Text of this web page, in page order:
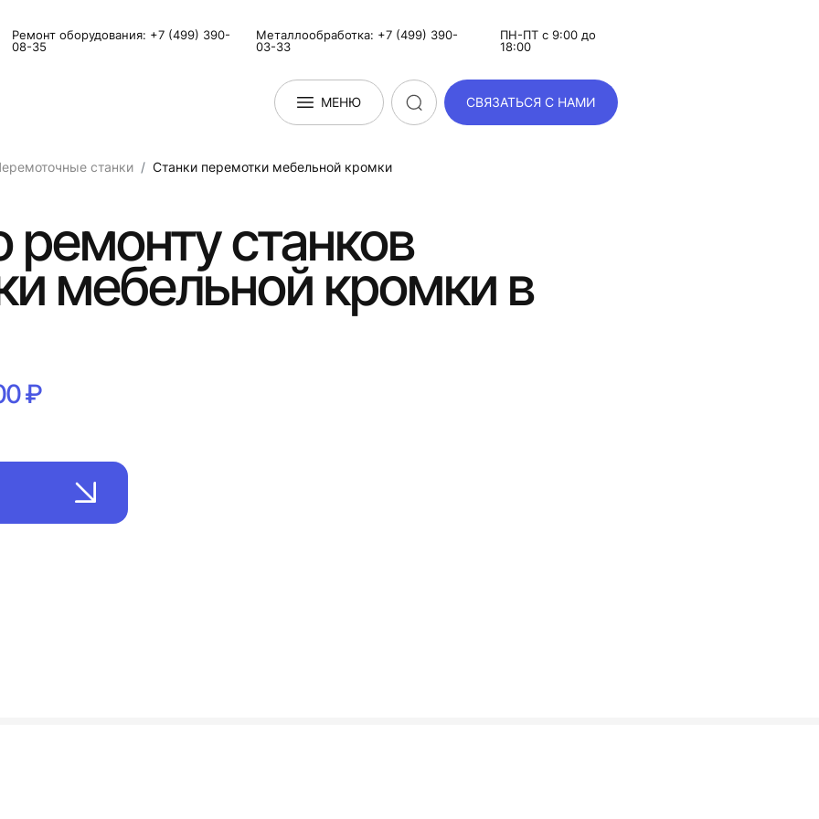
Ремонт оборудования: +7 (499) 390-
08-35
Металлообработка: +7 (499) 390-
03-33
ПН-ПТ с 9:00 до
18:00
МЕНЮ СВЯЗАТЬСЯ С НАМИ
станки Станки перемотки мебельной кромки
ремонту станков
мебельной кромки в
₽